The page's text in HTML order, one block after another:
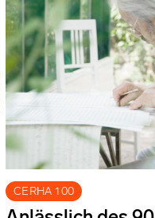
CERHA 100